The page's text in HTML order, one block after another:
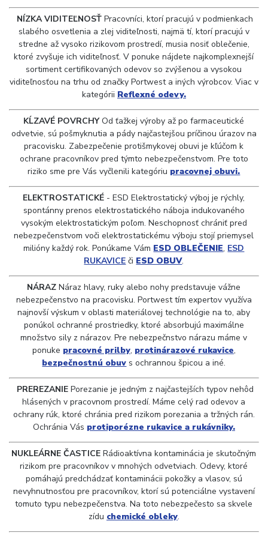
NÍZKA VIDITEĽNOSŤ Pracovníci, ktorí pracujú v podmienkach
slabého osvetlenia a zlej viditeľnosti, najmä tí, ktorí pracujú v
stredne až vysoko rizikovom prostredí, musia nosiť oblečenie,
ktoré zvyšuje ich viditeľnosť. V ponuke nájdete najkomplexnejší
sortiment certifikovaných odevov so zvýšenou a vysokou
viditeľnosťou na trhu od značky Portwest a iných výrobcov. Viac v
kategórii Reflexné odevy.
KĹZAVÉ POVRCHYOd ťažkej výroby až po farmaceutické
odvetvie, sú pošmyknutia a pády najčastejšou príčinou úrazov na
pracovisku. Zabezpečenie protišmykovej obuvi je kľúčom k
ochrane pracovníkov pred týmto nebezpečenstvom. Pre toto
riziko sme pre Vás vyčlenili kategóriu pracovnej obuvi.
ELEKTROSTATICKÉ - ESD Elektrostatický výboj je rýchly,
spontánny prenos elektrostatického náboja indukovaného
vysokým elektrostatickým poľom. Neschopnosť chrániť pred
nebezpečenstvom voči elektrostatickému výboju stojí priemysel
milióny každý rok. Ponúkame Vám ESD OBLEČENIE, ESD
RUKAVICE či ESD OBUV.
NÁRAZNáraz hlavy, ruky alebo nohy predstavuje vážne
nebezpečenstvo na pracovisku. Portwest tím expertov využíva
najnovší výskum v oblasti materiálovej technológie na to, aby
ponúkol ochranné prostriedky, ktoré absorbujú maximálne
množstvo sily z nárazov. Pre nebezpečnstvo nárazu máme v
ponuke pracovné prilby, protinárazové rukavice,
bezpečnostnú obuv s ochrannou špicou a iné.
PREREZANIE Porezanie je jedným z najčastejších typov nehôd
hlásených v pracovnom prostredí. Máme celý rad odevov a
ochrany rúk, ktoré chránia pred rizikom porezania a tržných rán.
Ochránia Vás protiporézne rukavice a rukávniky.
NUKLEÁRNE ČASTICE Rádioaktívna kontaminácia je skutočným
rizikom pre pracovníkov v mnohých odvetviach. Odevy, ktoré
pomáhajú predchádzať kontaminácii pokožky a vlasov, sú
nevyhnutnosťou pre pracovníkov, ktorí sú potenciálne vystavení
tomuto typu nebezpečenstva. Na toto nebezpečesto sa skvele
zídu chemické obleky.